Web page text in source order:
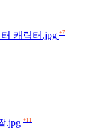
캐릭터.jpg +7
.jpg +11